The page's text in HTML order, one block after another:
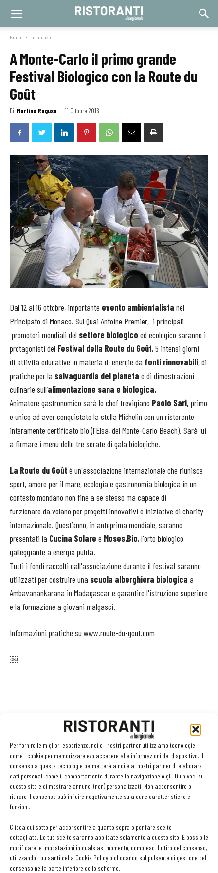
Per fornire le migliori esperienze, noi e i nostri partner utilizziamo tecnologie
come i cookie per memorizzare e/o accedere alle informazioni del dispositivo. Il
consenso a queste tecnologie permetterà a noi e ai nostri partner di elaborare
dati personali come il comportamento durante la navigazione o gli ID univoci su
questo sito e di mostrare annunci (non) personalizzati. Non acconsentire o
ritirare il consenso può influire negativamente su alcune caratteristiche e
funzioni.
Clicca qui sotto per acconsentire a quanto sopra o per fare scelte
dettagliate. Le tue scelte saranno applicate solamente a questo sito. È possibile
modificare le impostazioni in qualsiasi momento, compreso il ritiro del consenso,
utilizzando i pulsanti della Cookie Policy o cliccando sul pulsante di gestione del
consenso nella parte inferiore dello schermo.
Home Tendenze
A Monte-Carlo il primo grande
Festival Biologico con la Route du
Goût
Di Martino Ragusa - 11 Ottobre 2016
Dal 12 al 16 ottobre, importante evento ambientalista nel
Principato di Monaco. Sul Quai Antoine Premier, i principali
promotori mondiali del settore biologico ed ecologico saranno i
protagonisti del Festival della Route du Goût, 5 intensi giorni
di attività educative in materia di energie da fonti rinnovabili, di
pratiche per la salvaguardia del pianeta e di dimostrazioni
culinarie sull’alimentazione sana e biologica.
Animatore gastronomico sarà lo chef trevigiano Paolo Sari,primo
e unico ad aver conquistato la stella Michelin con un ristorante
interamente certificato bio (l'Elsa, del Monte-Carlo Beach). Sarà lui
a firmare i menu delle tre serate di gala biologiche.
La Route du Goût è un'associazione internazionale che riunisce
sport, amore per il mare, ecologia e gastronomia biologica in un
contesto mondano non fine a se stesso ma capace di
funzionare da volano per progetti innovativi e iniziative di charity
internazionale. Quest’anno, in anteprima mondiale, saranno
presentati la Cucina Solare e Moses.Bio, l'orto biologico
galleggiante a energia pulita.
Tutti i fondi raccolti dall'associazione durante il festival saranno
utilizzati per costruire una scuola alberghiera biologica a
Ambavanankarana in Madagascar e garantire l'istruzione superiore
e la formazione a giovani malgasci.
Informazioni pratiche su www.route-du-gout.com
￼
Facebook Twitter
LEGGI ANCHE
scelta giusta è puntare sul premium
Aperti per ferie. Buoni indirizzi da Nord a Sud per